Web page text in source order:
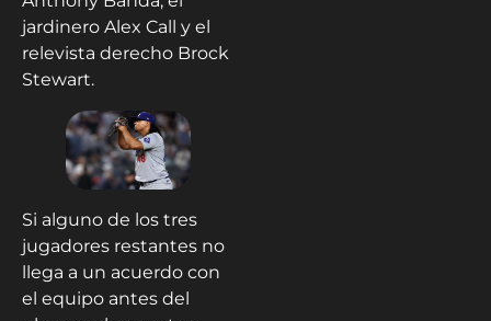
jardinero Alex Call y el
relevista derecho Brock
Stewart.
Si alguno de los tres
jugadores restantes no
llega a un acuerdo con
el equipo antes del